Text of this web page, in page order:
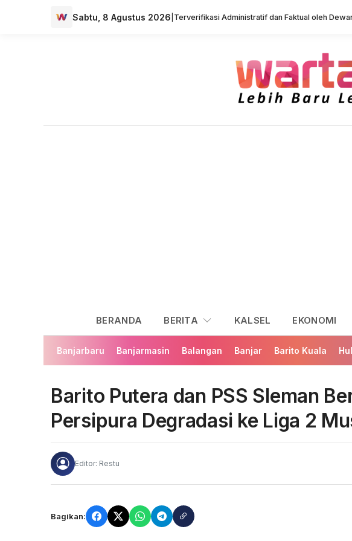
Sabtu, 8 Agustus 2026 Terverifikasi Administratif dan Faktual oleh
BERANDA BERITA KALSEL EKONOMI
Banjarbaru Banjarmasin Balangan Banjar Barito Kuala
Barito Putera dan PSS Sleman
Persipura Degradasi ke Liga 2
Editor: Restu
Bagikan: